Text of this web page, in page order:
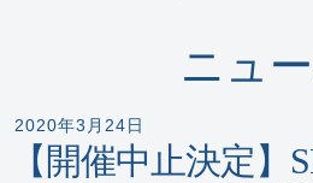
ニュ
2020年3月24日
【開催中止決定】